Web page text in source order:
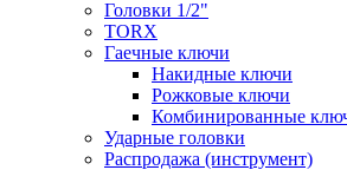
Головки 1/2"
TORX
Гаечные ключи
Накидные ключи
Рожковые ключи
Комбинированные
Ударные головки
Распродажа (инструмент)